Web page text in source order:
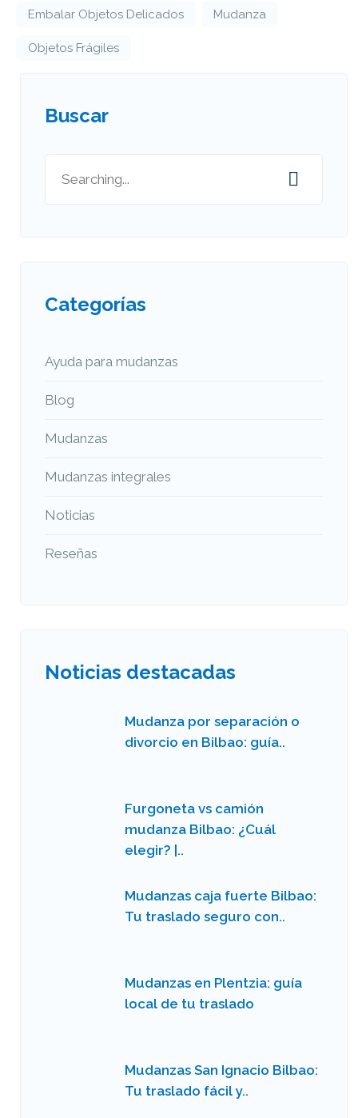
Embalar Objetos Delicados Mudanza
Objetos Frágiles
Buscar
Categorías
Ayuda para mudanzas
Blog
Mudanzas
Mudanzas integrales
Noticias
Reseñas
Noticias destacadas
Mudanza por separación o
divorcio en Bilbao: guía..
Furgoneta vs camión
mudanza Bilbao: ¿Cuál
elegir? |..
Mudanzas caja fuerte Bilbao:
Tu traslado seguro con..
Mudanzas en Plentzia: guía
local de tu traslado
Mudanzas San Ignacio Bilbao:
Tu traslado fácil y..